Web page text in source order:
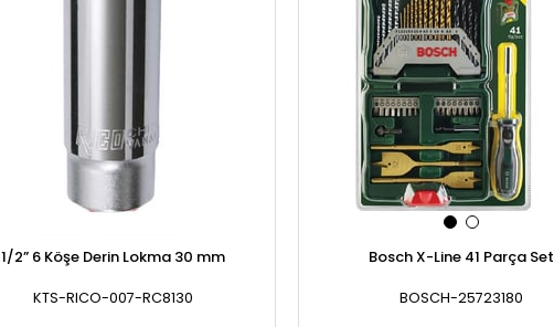
1/2” 6 Köşe Derin Lokma 30 mm
KTS-RICO-007-RC8130
Bosch X-Line 41 Parça Set
BOSCH-25723180